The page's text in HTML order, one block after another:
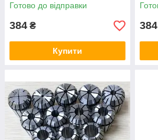
Готово до відправки
384 ₴
Купити
384